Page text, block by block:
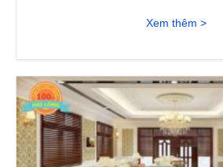
Xem thêm >